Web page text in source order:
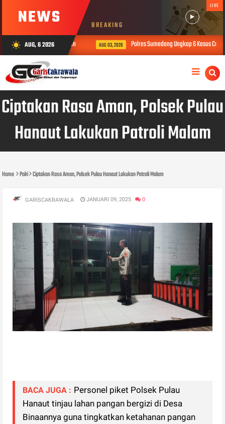
NEWS BREAKING
LIVE
wb_sunny AUG, 6 2026
yang Mengalami Kecelakaan AUG 03, 2026 Polres Sumedang Ungkap 6 Kasus
Ciptakan Rasa Aman, Polsek Pulau
Hanaut Lakukan Patroli Malam
Home Polri Ciptakan Rasa Aman, Polsek Pulau Hanaut Lakukan Patroli Malam
GARISCAKRAWALA JANUARI 09, 2025 0
BACA JUGA : Personel piket Polsek Pulau
Hanaut tinjau lahan pangan bergizi di Desa
Binaannya guna tingkatkan ketahanan pangan